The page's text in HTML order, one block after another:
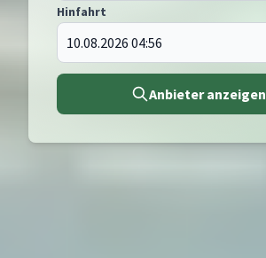
Hinfahrt
Anbieter anzeigen